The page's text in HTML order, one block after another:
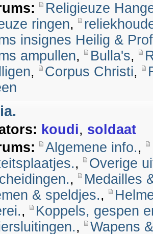
Religieuze
ringen,
insignes Heilig &
ampullen, Bulla's,
, Corpus Christi,
koudi, soldaat
Algemene info.,
,
Overige
,
Medailles
& speldjes.,
,
Koppels, gespen
,
Wapens